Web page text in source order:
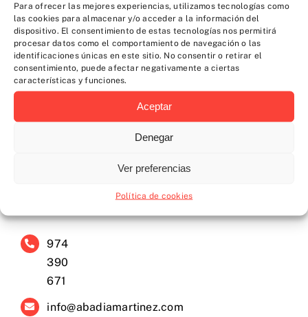
Para ofrecer las mejores experiencias, utilizamos tecnologías como
las cookies para almacenar y/o acceder a la información del
dispositivo. El consentimiento de estas tecnologías nos permitirá
procesar datos como el comportamiento de navegación o las
identificaciones únicas en este sitio. No consentir o retirar el
consentimiento, puede afectar negativamente a ciertas
características y funciones.
Aceptar
Denegar
Ver preferencias
Política de cookies
Contacta con nosotros
974
390
671
info@abadiamartinez.com